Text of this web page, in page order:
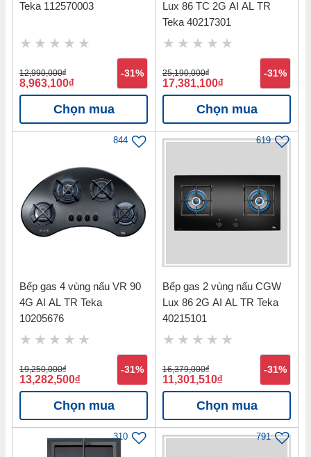
Teka 112570003
12,990,000đ
8,963,100đ
-31%
Chọn mua
Lux 86 TC 2G AI AL TR
Teka 40217301
25,190,000đ
17,381,100đ
-31%
Chọn mua
844
Bếp gas 4 vùng nấu VR 90
4G AI AL TR Teka
10205676
19,250,000đ
13,282,500đ
-31%
Chọn mua
619
Bếp gas 2 vùng nấu CGW
Lux 86 2G AI AL TR Teka
40215101
16,379,000đ
11,301,510đ
-31%
Chọn mua
310 791